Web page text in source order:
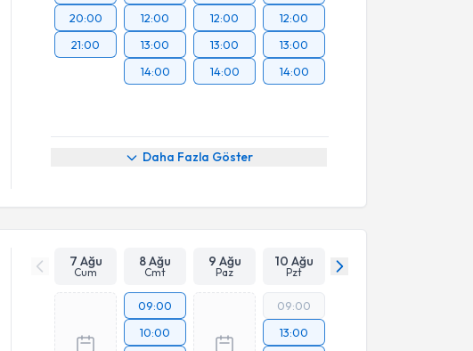
20:00
21:00
12:00
13:00
14:00
12:00
13:00
14:00
12:00
13:00
14:00
Daha Fazla Göster
7 Ağu
Cum
8 Ağu
Cmt
9 Ağu
Paz
10 Ağu
Pzt
09:00
10:00
09:00
13:00